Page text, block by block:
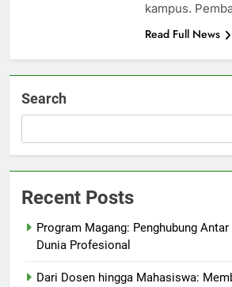
kampus.
Read Full News
Search
Recent Posts
Program Magang: Penghubung
Dunia Profesional
Dari Dosen hingga Mahasiswa: